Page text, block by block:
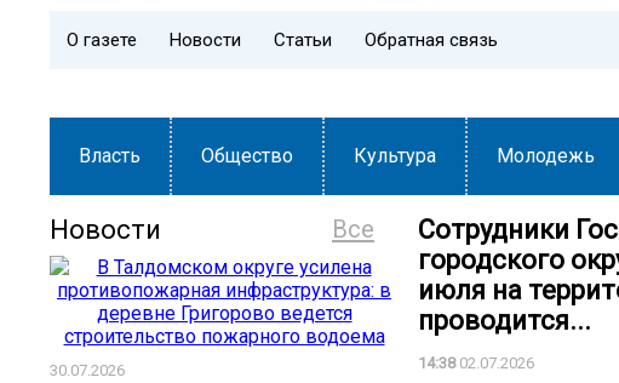
О газете Новости Статьи Обратная связь
Власть Общество Культура Молодежь
Все
Новости
30.07.2026
Сотрудники
городского
июля на
проводится...
14:3802.07.2026